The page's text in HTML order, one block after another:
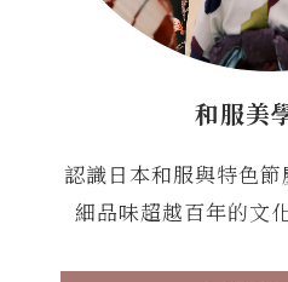
和服美
認識日本和服與特色
細品味超越百年的文